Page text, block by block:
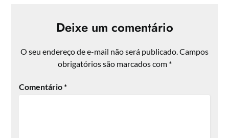
Deixe um comentário
O seu endereço de e-mail não será publicado.Campos
obrigatórios são marcados com *
Comentário*